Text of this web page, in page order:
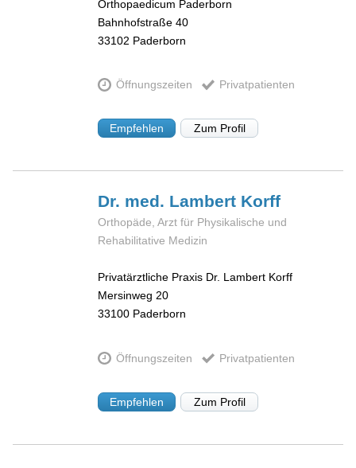
Orthopaedicum Paderborn
Bahnhofstraße 40
33102 Paderborn
Öffnungszeiten Privatpatienten
Empfehlen Zum Profil
Dr. med. Lambert Korff
Orthopäde, Arzt für Physikalische und
Rehabilitative Medizin
Privatärztliche Praxis Dr. Lambert Korff
Mersinweg 20
33100 Paderborn
Öffnungszeiten Privatpatienten
Empfehlen Zum Profil